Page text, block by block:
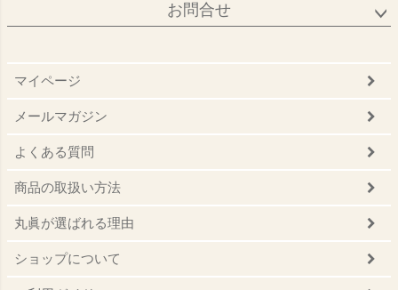
お問合せ
マイページ
メールマガジン
よくある質問
商品の取扱い方法
丸眞が選ばれる理由
ショップについて